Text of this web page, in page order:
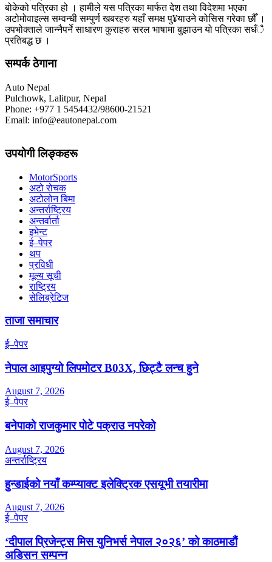
बोकेको पत्रिका हो । हामीले यस पत्रिका मार्फत देश तथा विदेशमा भएका
अटोमोवाइल्स सम्वन्धी सम्पुर्ण खबरहरु यहाँ समक्ष पु¥याउने कोसिस गरेका छौँ ।
उपभोक्ताले जान्नैपर्ने साधारण कुराहरु सरल भाषामा बुझाउन यो पत्रिका सधँै
प्रतिबद्ध छ ।
सम्पर्क ठेगाना
Auto Nepal
Pulchowk, Lalitpur, Nepal
Phone: +977 1 5454432/98600-21521
Email: info@eautonepal.com
उपयोगी लिङ्कहरू
MotorSports
अटो रोचक
अटोलोन बिमा
अन्तर्राष्ट्रिय
अन्तर्वार्ता
इभेन्ट
ई–पेपर
थप
प्रविधी
मूल्य सूची
राष्ट्रिय
सेलिब्रेटिज
ताजा समाचार
ई–पेपर
नेपाल आइपुग्यो लिपमोटर B03X, छिट्टै लन्च हुने
August 7, 2026
ई–पेपर
बनेपाको राजकुमार पोटे पक्राउ नपरेको
August 7, 2026
अन्तर्राष्ट्रिय
हुन्डाईको नयाँ कम्प्याक्ट इलेक्ट्रिक एसयूभी तयारीमा
August 7, 2026
ई–पेपर
‘दीपाल प्रिजेन्ट्स मिस युनिभर्स नेपाल २०२६’ को काठमाडौं
अडिसन सम्पन्न